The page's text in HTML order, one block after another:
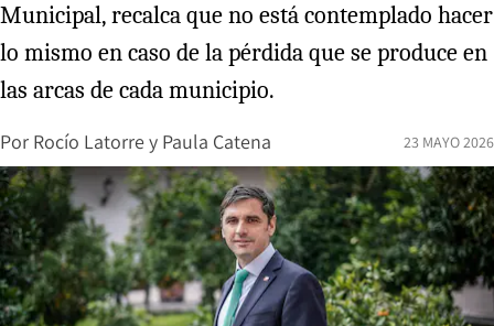
Municipal, recalca que no está contemplado hacer
lo mismo en caso de la pérdida que se produce en
las arcas de cada municipio.
Por Rocío Latorrey Paula Catena 23 MAYO 2026